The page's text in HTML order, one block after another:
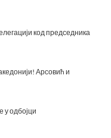
код председника
Арсовић и
одбојци